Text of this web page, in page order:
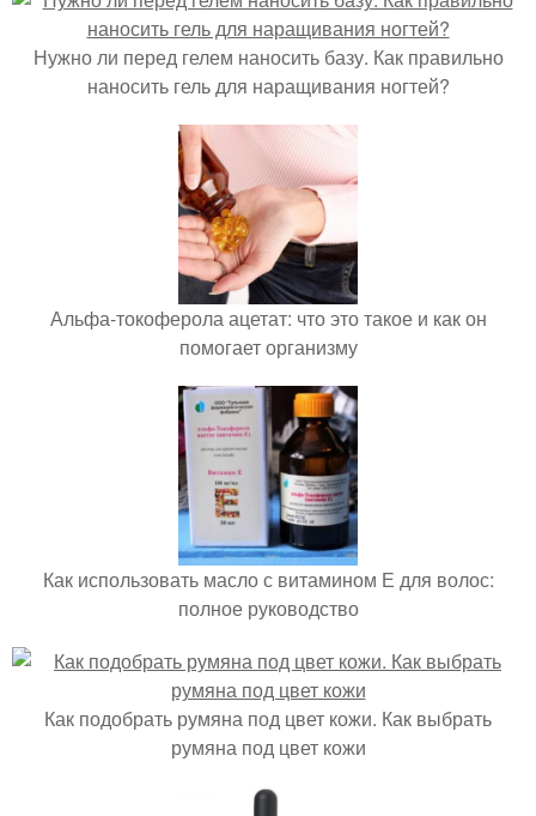
Нужно ли перед гелем наносить базу. Как правильно
наносить гель для наращивания ногтей?
Альфа-токоферола ацетат: что это такое и как он
помогает организму
Как использовать масло с витамином Е для волос:
полное руководство
Как подобрать румяна под цвет кожи. Как выбрать
румяна под цвет кожи